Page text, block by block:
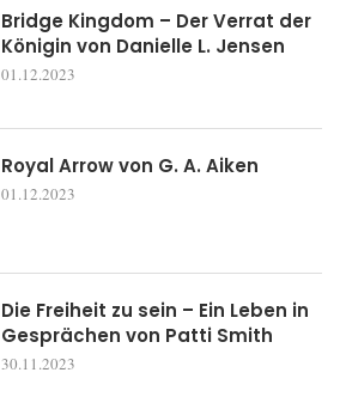
Bridge Kingdom – Der Verrat der
Königin von Danielle L. Jensen
01.12.2023
Royal Arrow von G. A. Aiken
01.12.2023
Die Freiheit zu sein – Ein Leben in
Gesprächen von Patti Smith
30.11.2023